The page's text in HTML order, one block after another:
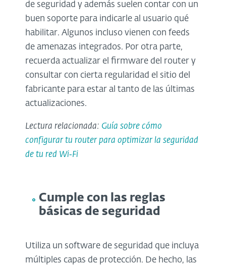
de seguridad y además suelen contar con un
buen soporte para indicarle al usuario qué
habilitar. Algunos incluso vienen con feeds
de amenazas integrados. Por otra parte,
recuerda actualizar el firmware del router y
consultar con cierta regularidad el sitio del
fabricante para estar al tanto de las últimas
actualizaciones.
Lectura relacionada: Guía sobre cómo
configurar tu router para optimizar la seguridad
de tu red Wi‑Fi
Cumple con las reglas
básicas de seguridad
Utiliza un software de seguridad que incluya
múltiples capas de protección. De hecho, las